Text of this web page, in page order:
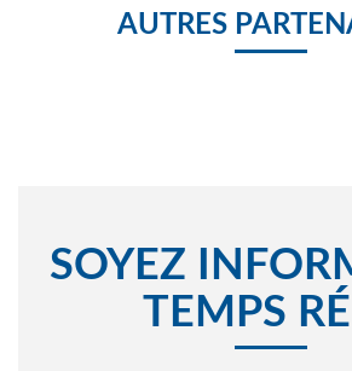
AUTRES
SOYEZ
TEMPS